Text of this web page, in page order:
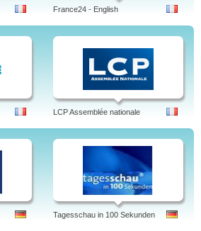
France24 - English
LCP Assemblée nationale
Tagesschau in 100 Sekunden